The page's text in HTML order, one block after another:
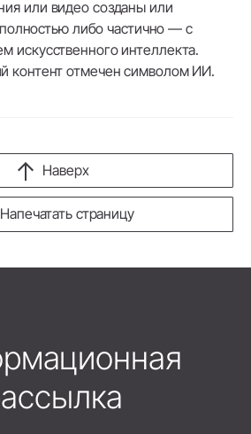
или видео созданы или
либо частично — с
искусственного интеллекта.
контент отмечен символом ИИ.
Напечатать страницу
Наверх